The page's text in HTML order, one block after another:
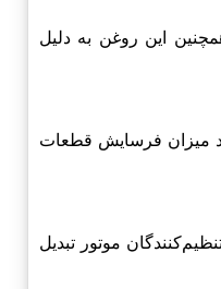
این روغن به دلیل
میزان فرسایش قطعات
موتور تبدیل